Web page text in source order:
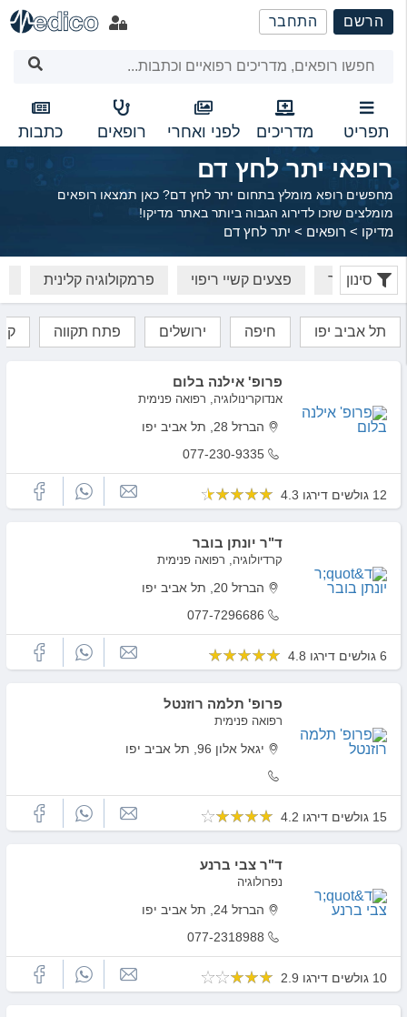
שִׂים
לֵב:
מַעֲרֶכֶת
נָגִישׁ
בִּקְלִיק
הַמְּסַיַּעַת
לִנְגִישׁוּת
הָאֲתָר.
הרשם התחבר
תפריט מדריכים לפני ואחרי רופאים כתבות
רופאי יתר לחץ דם
מחפשים רופא מומלץ בתחום יתר לחץ דם? כאן תמצאו רופאים
מומלצים שזכו לדירוג הגבוה ביותר באתר מדיקו!
מדיקו > רופאים > יתר לחץ דם
סינון
והמתבגר פצעים קשיי ריפוי פרמקולוגיה קלינית
תל אביב יפו חיפה ירושלים פתח תקווה
פרופ' אילנה בלום
אנדוקרינולוגיה, רפואה פנימית
הברזל 28, תל אביב יפו
077-230-9335
12 גולשים דירגו 4.3
ד"ר יונתן בובר
קרדיולוגיה, רפואה פנימית
הברזל 20, תל אביב יפו
077-7296686
6 גולשים דירגו 4.8
פרופ' תלמה רוזנטל
רפואה פנימית
יגאל אלון 96, תל אביב יפו
15 גולשים דירגו 4.2
ד"ר צבי ברנע
נפרולוגיה
הברזל 24, תל אביב יפו
077-2318988
10 גולשים דירגו 2.9